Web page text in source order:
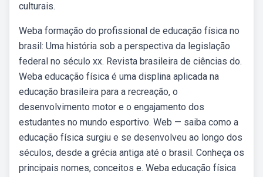
culturais.
Weba formação do profissional de educação física no
brasil: Uma história sob a perspectiva da legislação
federal no século xx. Revista brasileira de ciências do.
Weba educação física é uma displina aplicada na
educação brasileira para a recreação, o
desenvolvimento motor e o engajamento dos
estudantes no mundo esportivo. Web — saiba como a
educação física surgiu e se desenvolveu ao longo dos
séculos, desde a grécia antiga até o brasil. Conheça os
principais nomes, conceitos e. Weba educação física